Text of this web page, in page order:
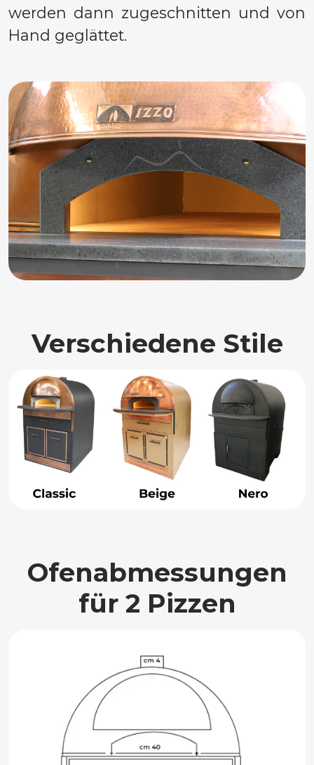
werden dann zugeschnitten und von
Hand geglättet.
Verschiedene Stile
Ofenabmessungen
für 2 Pizzen